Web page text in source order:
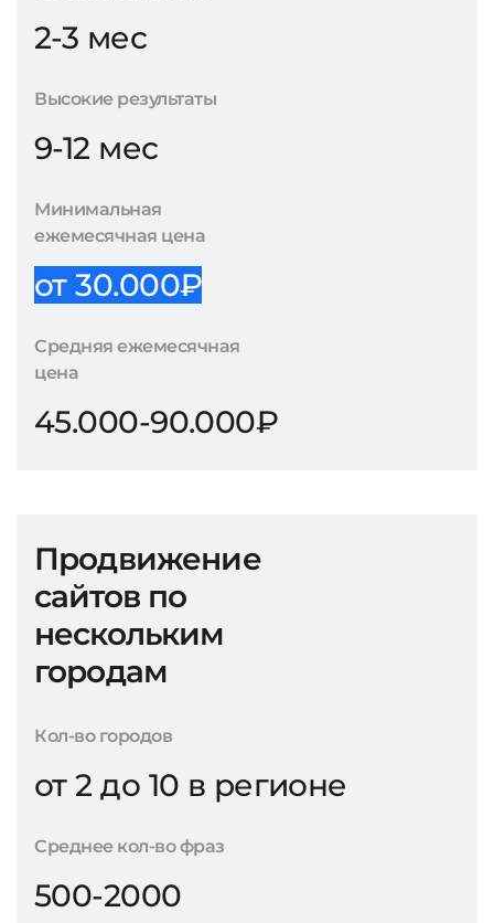
2-3 мес
Высокие результаты
9-12 мес
Минимальная
ежемесячная цена
от 30.000₽
Средняя ежемесячная
цена
45.000-90.000₽
Продвижение
сайтов по
нескольким
городам
Кол-во городов
от 2 до 10 в регионе
Среднее кол-во фраз
500-2000